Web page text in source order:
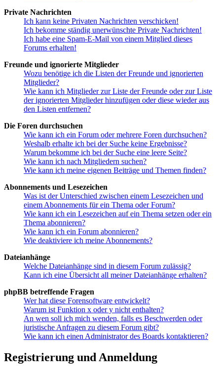
Private Nachrichten
Ich kann keine Privaten Nachrichten verschicken!
Ich bekomme ständig unerwünschte Private Nachrichten!
Ich habe eine Spam-E-Mail von einem Mitglied dieses
Forums erhalten!
Freunde und ignorierte Mitglieder
Wozu benötige ich die Listen der Freunde und ignorierten
Mitglieder?
Wie kann ich Mitglieder zur Liste der Freunde oder zur Liste
der ignorierten Mitglieder hinzufügen oder diese wieder aus
den Listen entfernen?
Die Foren durchsuchen
Wie kann ich ein Forum oder mehrere Foren durchsuchen?
Weshalb erhalte ich bei der Suche keine Ergebnisse?
Warum bekomme ich bei der Suche eine leere Seite?
Wie kann ich nach Mitgliedern suchen?
Wie kann ich meine eigenen Beiträge und Themen finden?
Abonnements und Lesezeichen
Was ist der Unterschied zwischen einem Lesezeichen und
einem Abonnements für ein Thema oder Forum?
Wie kann ich ein Lesezeichen auf ein Thema setzen oder ein
Thema abonnieren?
Wie kann ich ein Forum abonnieren?
Wie deaktiviere ich meine Abonnements?
Dateianhänge
Welche Dateianhänge sind in diesem Forum zulässig?
Kann ich eine Übersicht all meiner Dateianhänge erhalten?
phpBB betreffende Fragen
Wer hat diese Forensoftware entwickelt?
Warum ist Funktion x oder y nicht enthalten?
An wen soll ich mich wenden, falls es Beschwerden oder
juristische Anfragen zu diesem Forum gibt?
Wie kann ich einen Administrator des Boards kontaktieren?
Registrierung und Anmeldung